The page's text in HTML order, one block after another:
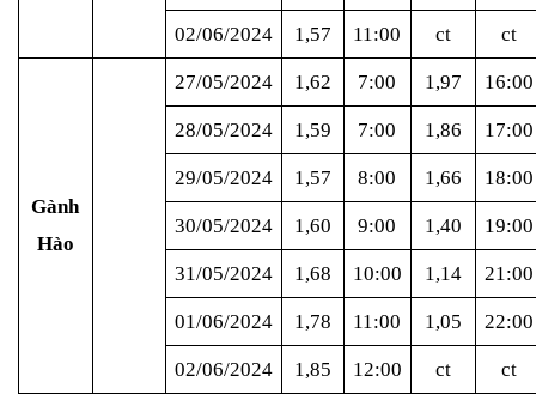
02/06/2024 1,57 11:00 ct ct
Gành
Hào
27/05/2024 1,62 7:00 1,97 16:00
28/05/2024 1,59 7:00 1,86 17:00
29/05/2024 1,57 8:00 1,66 18:00
30/05/2024 1,60 9:00 1,40 19:00
31/05/2024 1,68 10:00 1,14 21:00
01/06/2024 1,78 11:00 1,05 22:00
02/06/2024 1,85 12:00 ct ct